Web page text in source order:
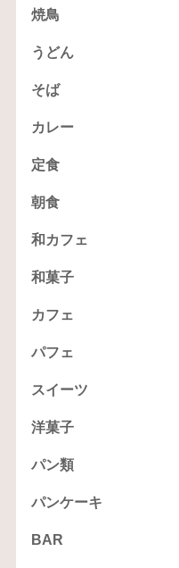
焼鳥
うどん
そば
カレー
定食
朝食
和カフェ
和菓子
カフェ
パフェ
スイーツ
洋菓子
パン類
パンケーキ
BAR